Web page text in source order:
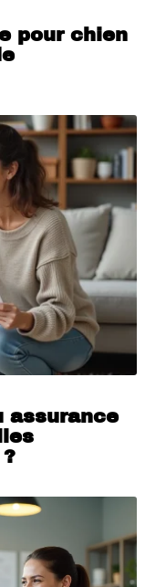
pour chien
assurance